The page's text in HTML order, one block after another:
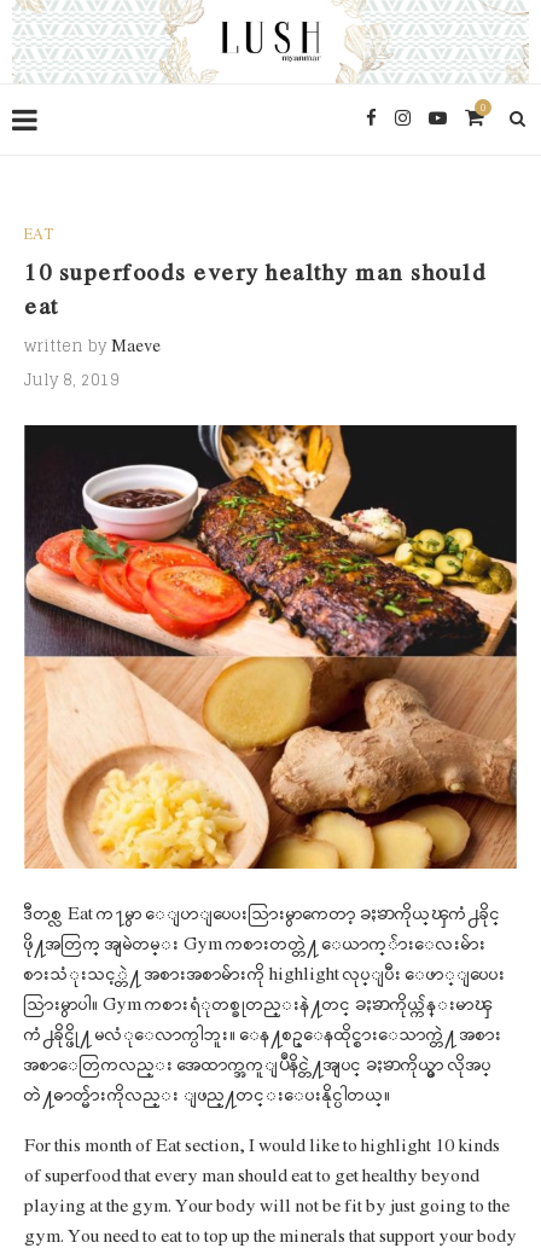
0
EAT
10 superfoods every healthy man should
eat
written byMaeve
July 8, 2019
ဒီတစ္လ Eat က႑မွာ ေျပာျပေပးသြားမွာကေတာ့ ခႏၶာကိုယ္ၾကံ႕ခိုင္
ဖို႔အတြက္ အျမဲတမ္း Gym ကစားတတ္တဲ႔ ေယာက္်ားေလးမ်ား
စားသံုးသင့္တဲ႔ အစားအစာမ်ားကို highlight လုပ္ျပီး ေဖာ္ျပေပး
သြားမွာပါ။ Gym ကစားရံုတစ္ခုတည္းနဲ႔တင္ ခႏၶာကိုယ္က်န္းမာၾ
ကံ႕ခိုင္ဖို႔ မလံုေလာက္ပါဘူး။ ေန႔စဥ္ေနထိုင္စားေသာက္တဲ႔ အစား
အစာေတြကလည္း အေထာက္အကူျပဳနိင္တဲ႔အျပင္ ခႏၶာကိုယ္မွာ လိုအပ္
တဲ႔ဓာတ္မ်ားကိုလည္း ျဖည္႔တင္းေပးနိုင္ပါတယ္။
For this month of Eat section, I would like to highlight 10 kinds
of superfood that every man should eat to get healthy beyond
playing at the gym. Your body will not be fit by just going to the
gym. You need to eat to top up the minerals that support your body